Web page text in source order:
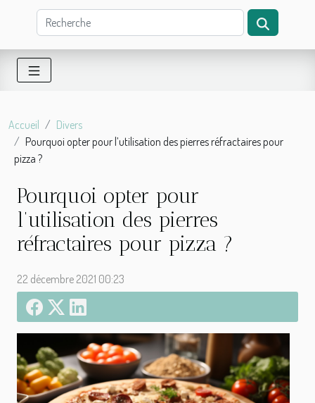
Accueil
Divers
Pourquoi opter pour l’utilisation des pierres réfractaires pour
pizza ?
Pourquoi opter pour
l’utilisation des pierres
réfractaires pour pizza ?
22 décembre 2021 00:23